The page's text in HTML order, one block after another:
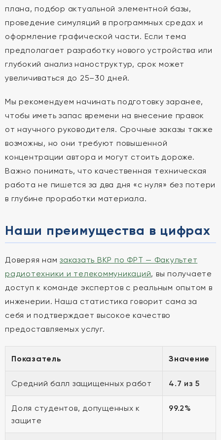
плана, подбор актуальной элементной базы,
проведение симуляций в программных средах и
оформление графической части. Если тема
предполагает разработку нового устройства или
глубокий анализ наноструктур, срок может
увеличиваться до 25–30 дней.
Мы рекомендуем начинать подготовку заранее,
чтобы иметь запас времени на внесение правок
от научного руководителя. Срочные заказы также
возможны, но они требуют повышенной
концентрации автора и могут стоить дороже.
Важно понимать, что качественная техническая
работа не пишется за два дня «с нуля» без потери
в глубине проработки материала.
Наши преимущества в цифрах
Доверяя нам заказать ВКР по ФРТ — Факультет
радиотехники и телекоммуникаций, вы получаете
доступ к команде экспертов с реальным опытом в
инженерии. Наша статистика говорит сама за
себя и подтверждает высокое качество
предоставляемых услуг.
Показатель Значение
Средний балл защищенных работ 4.7 из 5
Доля студентов, допущенных к
защите
99.2%